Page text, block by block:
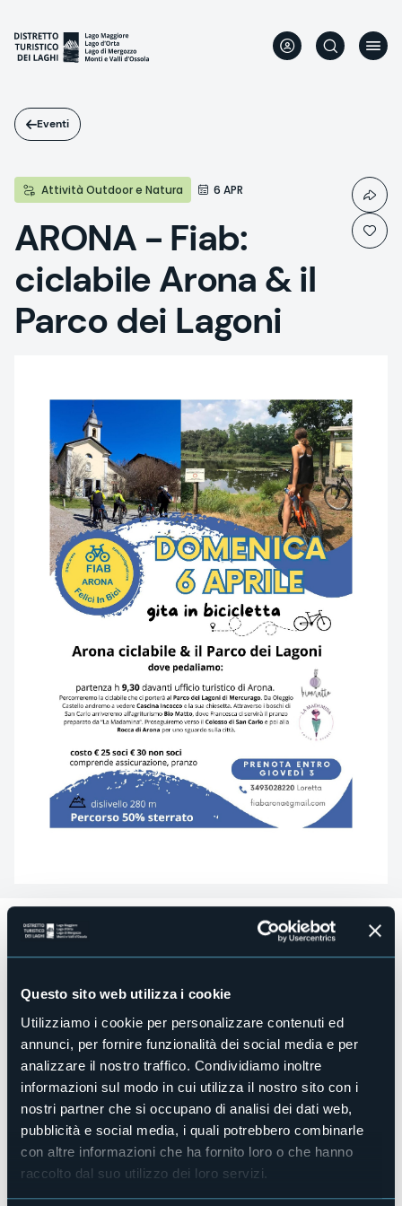
Questo sito web utilizza i cookie
Utilizziamo i cookie per personalizzare contenuti ed
annunci, per fornire funzionalità dei social media e per
analizzare il nostro traffico. Condividiamo inoltre
informazioni sul modo in cui utilizza il nostro sito con i
nostri partner che si occupano di analisi dei dati web,
pubblicità e social media, i quali potrebbero combinarle
con altre informazioni che ha fornito loro o che hanno
raccolto dal suo utilizzo dei loro servizi.
contenuto
principale
Eventi
Attività Outdoor e Natura 6 APR
ARONA - Fiab:
ciclabile Arona & il
Parco dei Lagoni
Domenica 6 aprile si terrà la biciclettataArona & il Parco
dei Lagoni.
Arona. Percorreremo la ciclabile che ci porterà al parco dei
vedere Cascina Incocco e la sua chiesetta. Attraverso i
boschi di San Carlo arriveremo all'agriturismo Bio Matto,
dove Francesca ci servirà il pranzo preparato da "La
Madamina". Proseguiremo verso il Colosso di San Carlo e
poi alla Rocca di Arona per uno sguardo sulla città.
Dislivello 280 m, percorso 50% sterrato.
Prenotazioni entro giovedì 3 aprile al numero nel box.
Costi:
Costo non soci € 30,00 Comprende assicurazione, pranzo